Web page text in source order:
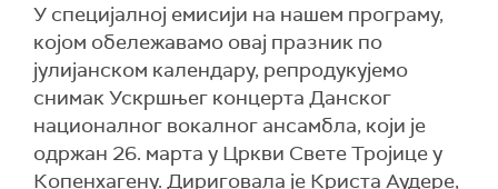
У специјалној емисији на нашем програму,
којом обележавамо овај празник по
јулијанском календару, репродукујемо
снимак Ускршњег концерта Данског
националног вокалног ансамбла, који је
одржан 26. марта у Цркви Свете Тројице у
Копенхагену. Дириговала је Криста Аудере,